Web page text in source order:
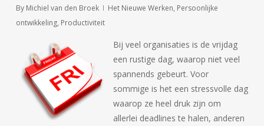
By Michiel van den Broek Het Nieuwe Werken, Persoonlijke
ontwikkeling, Productiviteit
Bij veel organisaties is de vrijdag
een rustige dag, waarop niet veel
spannends gebeurt. Voor
sommige is het een stressvolle dag
waarop ze heel druk zijn om
allerlei deadlines te halen, anderen